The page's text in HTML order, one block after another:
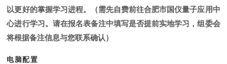
以更好的掌握学习进程。
（需先自费前往合肥市国仪量子应用中
心进行学习。请在报名表备注中填写是否提前实地学习，组委会
将根据备注信息与您联系确认）
电脑配置